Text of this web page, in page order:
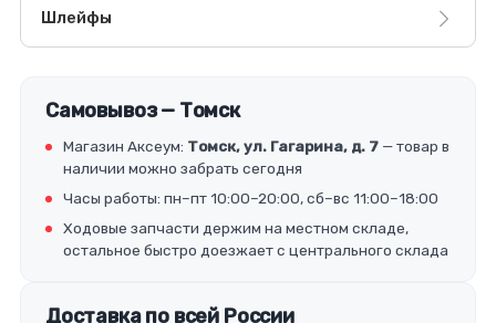
Шлейфы
Самовывоз — Томск
Магазин Аксеум: Томск, ул. Гагарина, д. 7 — товар в
наличии можно забрать сегодня
Часы работы: пн–пт 10:00–20:00, сб–вс 11:00–18:00
Ходовые запчасти держим на местном складе,
остальное быстро доезжает с центрального склада
Доставка по всей России